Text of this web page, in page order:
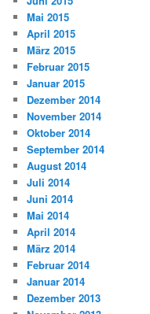
Mai 2015
April 2015
März 2015
Februar 2015
Januar 2015
Dezember 2014
November 2014
Oktober 2014
September 2014
August 2014
Juli 2014
Juni 2014
Mai 2014
April 2014
März 2014
Februar 2014
Januar 2014
Dezember 2013